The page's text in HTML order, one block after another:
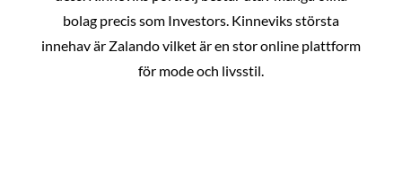
bolag precis som Investors. Kinneviks största
innehav är Zalando vilket är en stor online plattform
för mode och livsstil.